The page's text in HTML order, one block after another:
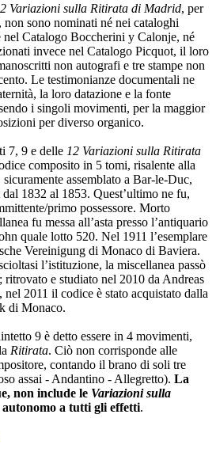
Variazioni sulla Ritirata di Madrid, per
non sono nominati né nei cataloghi
Catalogo Boccherini y Calonje, né
invece nel Catalogo Picquot, il loro
non autografi e tre stampe non
Le testimonianze documentali ne
la loro datazione e la fonte
i singoli movimenti, per la maggior
per diverso organico.
7, 9 e delle 12 Variazioni sulla Ritirata
composito in 5 tomi, risalente alla
assemblato a Bar-le-Duc,
1832 al 1853. Quest’ultimo ne fu,
primo possessore. Morto
fu messa all’asta presso l’antiquario
quale lotto 520. Nel 1911 l’esemplare
Vereinigung di Monaco di Baviera.
l’istituzione, la miscellanea passò
e studiato nel 2010 da Andreas
2011 il codice è stato acquistato dalla
di Monaco.
9 è detto essere in 4 movimenti,
Ritirata. Ciò non corrisponde alle
contando il brano di soli tre
assai - Andantino - Allegretto). La
non include le Variazioni sulla
a tutti gli effetti.